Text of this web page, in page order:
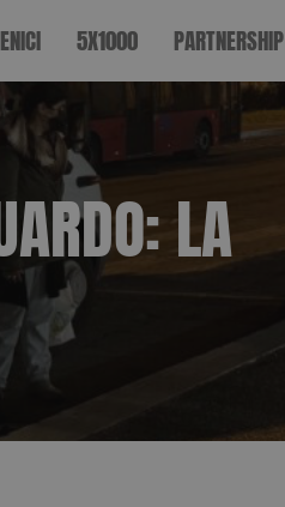
5X1000 PARTNERSHIP
LA